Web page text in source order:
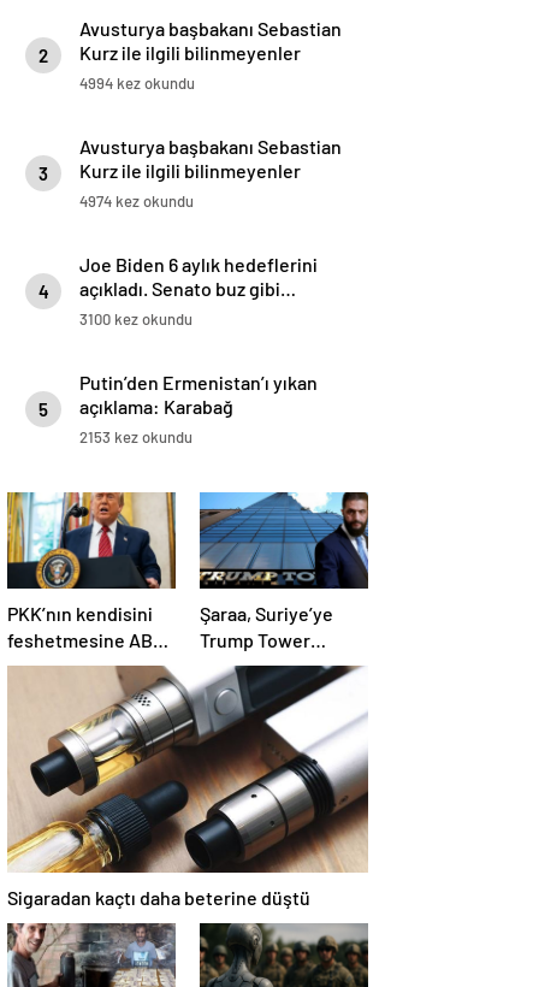
2
Avusturya başbakanı Sebastian
Kurz ile ilgili bilinmeyenler
4994 kez okundu
3
Avusturya başbakanı Sebastian
Kurz ile ilgili bilinmeyenler
4974 kez okundu
4
Joe Biden 6 aylık hedeflerini
açıkladı. Senato buz gibi…
3100 kez okundu
5
Putin’den Ermenistan’ı yıkan
açıklama: Karabağ
Azerbaycan’ın ayrılmaz bir
2153 kez okundu
PKK’nın kendisini
feshetmesine ABD
ne diyor? İlk
Şaraa, Suriye’ye
Trump Tower
dikmeye hazır:
Yaptırımlar bitsin
yeter
Sigaradan kaçtı daha beterine düştü